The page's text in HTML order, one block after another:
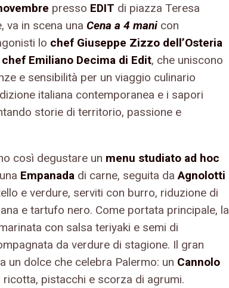
presso EDIT di piazza Teresa
va in scena una Cena a 4 mani con
lo chef Giuseppe Zizzo dell’Osteria
chef Emiliano Decima di Edit, che uniscono
e sensibilità per un viaggio culinario
italiana contemporanea e i sapori
storie di territorio, passione e
così degustare un menu studiato ad hoc
Empanada di carne, seguita daAgnolotti
e verdure, serviti con burro, riduzione di
e tartufo nero. Come portata principale, la
con salsa teriyaki e semi di
da verdure di stagione. Il gran
un dolce che celebra Palermo: un Cannolo
ricotta, pistacchi e scorza di agrumi.